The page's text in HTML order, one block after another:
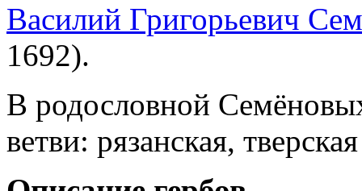
Василий Григорьевич
1692).
В родословной
ветви: рязанская,